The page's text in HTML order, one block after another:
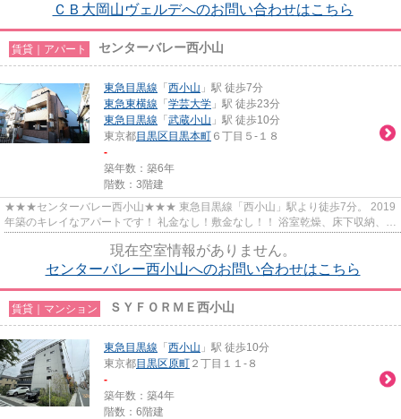
ＣＢ大岡山ヴェルデへのお問い合わせはこちら
賃貸｜アパート センターバレー西小山
東急目黒線 「 西小山 」駅 徒歩7分
東急東横線 「 学芸大学 」駅 徒歩23分
東急目黒線 「 武蔵小山 」駅 徒歩10分
東京都目黒区 目黒本町 ６丁目５-１８
-
築年数：築6年
階数：3階建
★★★センターバレー西小山★★★ 東急目黒線「西小山」駅より徒歩7分。 2019
年築のキレイなアパートです！ 礼金なし！敷金なし！！ 浴室乾燥、床下収納、シ
現在空室情報がありません。
センターバレー西小山へのお問い合わせはこちら
賃貸｜マンション ＳＹＦＯＲＭＥ西小山
東急目黒線 「 西小山 」駅 徒歩10分
東京都目黒区原町 ２丁目１１-８
-
築年数：築4年
階数：6階建